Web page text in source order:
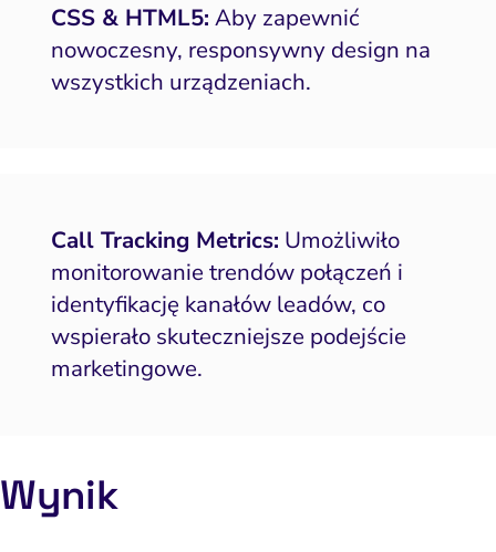
CSS & HTML5: Aby zapewnić
nowoczesny, responsywny design na
wszystkich urządzeniach.
Call Tracking Metrics: Umożliwiło
monitorowanie trendów połączeń i
identyfikację kanałów leadów, co
wspierało skuteczniejsze podejście
marketingowe.
Wynik